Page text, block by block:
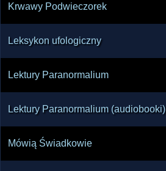
Krwawy Podwieczorek
Leksykon ufologiczny
Lektury Paranormalium
Lektury Paranormalium (audiobooki)
Mówią Świadkowie